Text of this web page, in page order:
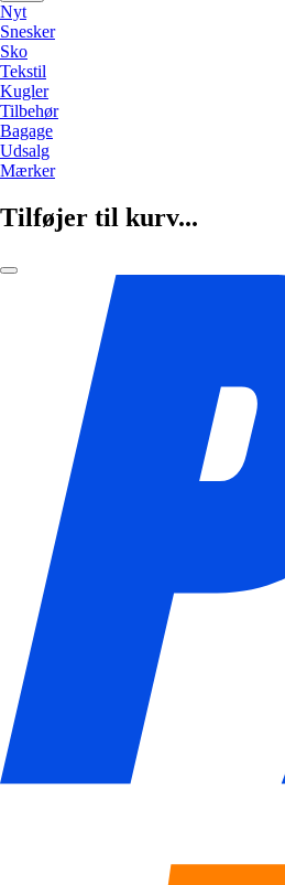
Nyt
Snesker
Sko
Tekstil
Kugler
Tilbehør
Bagage
Udsalg
Mærker
Tilføjer til kurv...